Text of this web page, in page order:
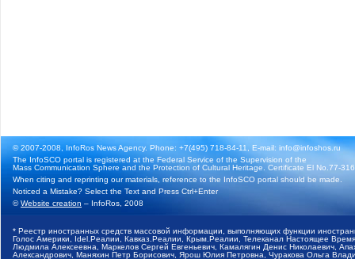
© 2007-2008, InfoRos News Agency. Phone: +7(495) 718-84-11, E-mail: info@infoshos.ru
The InfoSCO portal is registered at the Federal Service of the Supervision of the
Mass Communication Sphere and the Protection of Cultural Heritage. Certificate El No.77-
When citing and reprinting our materials, reference to the InfoSCO portal should be made.
Noticed a Mistake? Select the Text and Press Ctrl+Enter
©Website creation – InfoRos, 2008
* Реестр иностранных средств массовой информации, выполняющих функции
Голос Америки, Idel.Реалии, Кавказ.Реалии, Крым.Реалии, Телеканал Настоящее
Людмила Алексеевна, Маркелов Сергей Евгеньевич, Камалягин Денис Николаевич,
Александрович, Маняхин Петр Борисович, Ярош Юлия Петровна, Чуракова Ольга